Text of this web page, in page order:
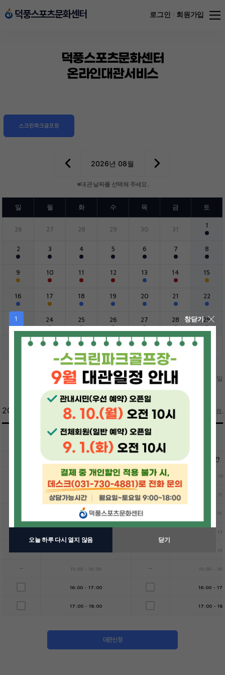
창닫기
1
오늘 하루 다시 열지 않음 닫기
덕풍스포츠문화센터
덕풍스포츠문화센터 로그인 회원가입 열기
덕풍스포츠문화센터
온라인대관서비스
스크린파크골프장
2026년 08월
※대관 날짜를 선택해 주세요.
일 월 화 수 목 금 토
26 27 28 29 30 31 1
2 3 4 5 6 7 8
9 10 11 12 13 14 15
16 17 18 19 20 21 22
23 24 25 26 27 28 29
31 1 3
대관확인 대관마감 대관가능 휴관일
2026년 08월 09일 ※대관 시간을 선택해주세요.
1번타석(오른손용)
시간
09:00 ~ 10:00
10:00 ~ 11:00
11:00 ~ 12:00
-
15:00 ~ 16:00
16:00 ~ 17:00
17:00 ~ 18:00
선택
시간
-
09:00 ~
10:00 ~
11:00 ~
- 12:00 ~
14:00 ~
15:00 ~
16:00 ~
17:00 ~